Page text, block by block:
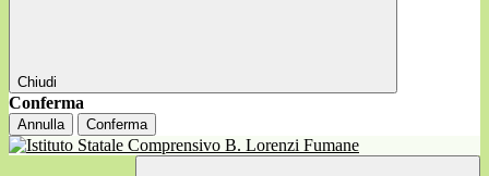
Chiudi
Conferma
Annulla Conferma